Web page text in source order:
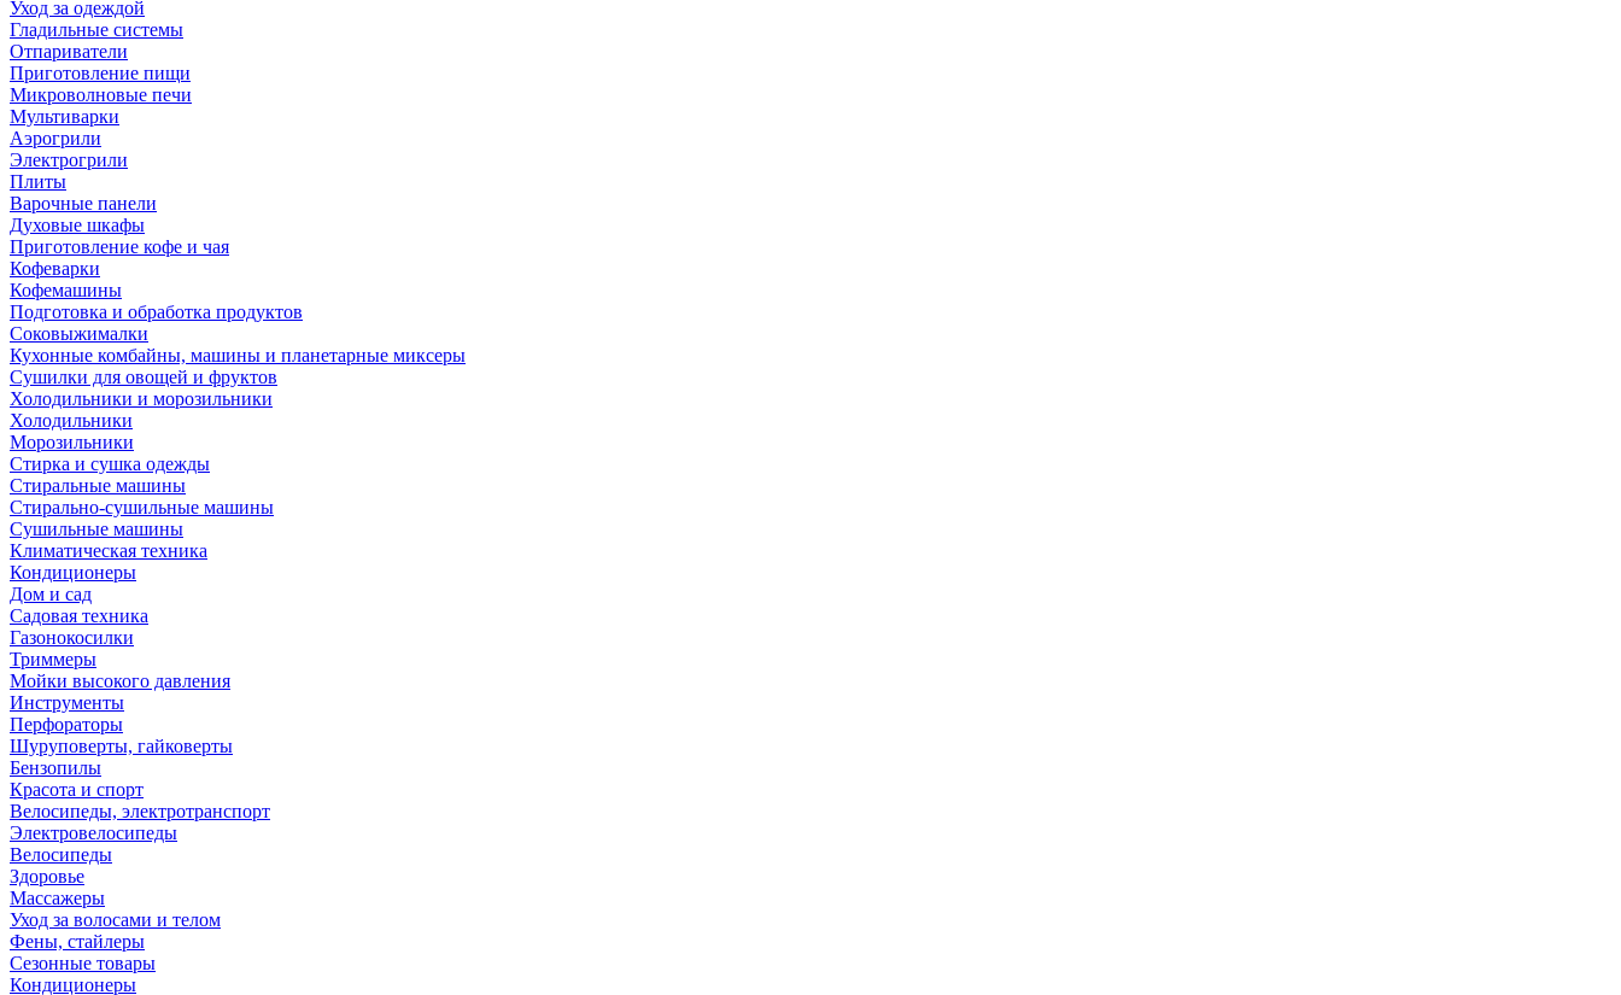
Уход за одеждой
Гладильные системы
Отпариватели
Приготовление пищи
Микроволновые печи
Мультиварки
Аэрогрили
Электрогрили
Плиты
Варочные панели
Духовые шкафы
Приготовление кофе и чая
Кофеварки
Кофемашины
Подготовка и обработка продуктов
Соковыжималки
Кухонные комбайны, машины и планетарные миксеры
Сушилки для овощей и фруктов
Холодильники и морозильники
Холодильники
Морозильники
Стирка и сушка одежды
Стиральные машины
Стирально-сушильные машины
Сушильные машины
Климатическая техника
Кондиционеры
Дом и сад
Садовая техника
Газонокосилки
Триммеры
Мойки высокого давления
Инструменты
Перфораторы
Шуруповерты, гайковерты
Бензопилы
Красота и спорт
Велосипеды, электротранспорт
Электровелосипеды
Велосипеды
Здоровье
Массажеры
Уход за волосами и телом
Фены, стайлеры
Сезонные товары
Кондиционеры